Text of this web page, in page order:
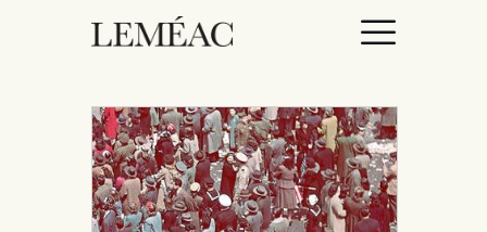
ACCUEIL